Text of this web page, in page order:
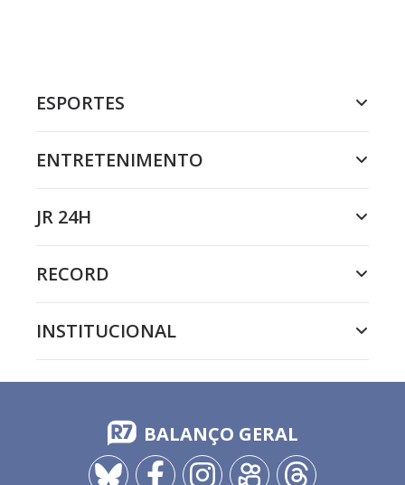
ESPORTES
ENTRETENIMENTO
JR 24H
RECORD
INSTITUCIONAL
BALANÇO GERAL